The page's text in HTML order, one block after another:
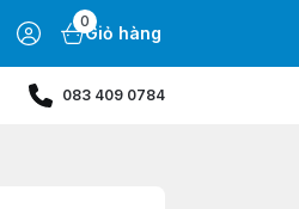
0
Giỏ hàng
083 409 0784